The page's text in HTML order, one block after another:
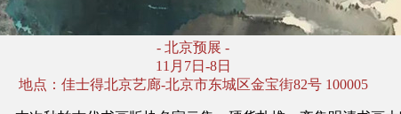
- 北京预展 -
11月7日-8日
地点：佳士得北京艺廊-北京市东城区金宝街82号 100005